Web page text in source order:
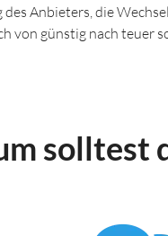
Anbieters, die
von günstig nach teuer
solltest